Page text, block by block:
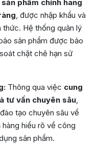
phẩm chính hãng
, được nhập khẩu và
thức. Hệ thống quản lý
sản phẩm được bảo
chặt chẽ hạn sử
Thông qua việc cung
tư vấn chuyên sâu,
tạo chuyên sâu về
hiểu rõ về công
sản phẩm.